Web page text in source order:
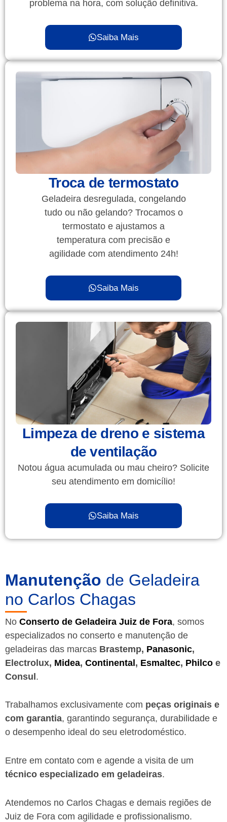
problema na hora, com solução definitiva.
Saiba Mais
Troca de termostato
Geladeira desregulada, congelando
tudo ou não gelando? Trocamos o
termostato e ajustamos a
temperatura com precisão e
agilidade com atendimento 24h!
Saiba Mais
Limpeza de dreno e sistema
de ventilação
Notou água acumulada ou mau cheiro? Solicite
seu atendimento em domicílio!
Saiba Mais
Manutenção de Geladeira
no Carlos Chagas
No Conserto de Geladeira Juiz de Fora, somos
especializados no conserto e manutenção de
geladeiras das marcas Brastemp, Panasonic,
Electrolux, Midea, Continental, Esmaltec, Philco e
Consul.
Trabalhamos exclusivamente com peças originais e
com garantia, garantindo segurança, durabilidade e
o desempenho ideal do seu eletrodoméstico.
Entre em contato com e agende a visita de um
técnico especializado em geladeiras.
Atendemos no Carlos Chagas e demais regiões de
Juiz de Fora com agilidade e profissionalismo.